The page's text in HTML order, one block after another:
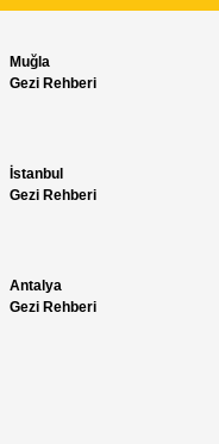
Muğla
Gezi Rehberi
İstanbul
Gezi Rehberi
Antalya
Gezi Rehberi